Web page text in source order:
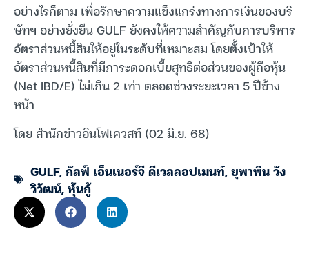
อย่างไรก็ตาม เพื่อรักษาความแข็งแกร่งทางการเงินของบริ
ษัทฯ อย่างยั่งยืน GULF ยังคงให้ความสำคัญกับการบริหาร
อัตราส่วนหนี้สินให้อยู่ในระดับที่เหมาะสม โดยตั้งเป้าให้
อัตราส่วนหนี้สินที่มีภาระดอกเบี้ยสุทธิต่อส่วนของผู้ถือหุ้น
(Net IBD/E) ไม่เกิน 2 เท่า ตลอดช่วงระยะเวลา 5 ปีข้าง
หน้า
โดย สำนักข่าวอินโฟเควสท์ (02 มิ.ย. 68)
GULF,กัลฟ์ เอ็นเนอร์จี ดีเวลลอปเมนท์,ยุพาพิน วัง
วิวัฒน์,หุ้นกู้